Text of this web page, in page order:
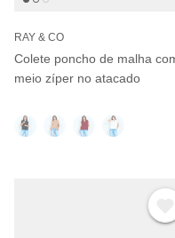
RAY & CO
Colete poncho de malha
meio zíper no atacado